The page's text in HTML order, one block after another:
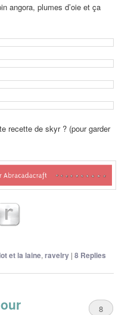
angora, plumes d’oie et ça
recette de skyr ? (pour garder
et la laine,ravelry |8 Replies
8